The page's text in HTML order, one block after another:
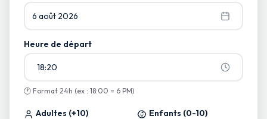
6 août 2026
Heure de départ
18:20
🕐 Format 24h (ex : 18:00 = 6 PM)
Adultes (+10) Enfants (0-10)